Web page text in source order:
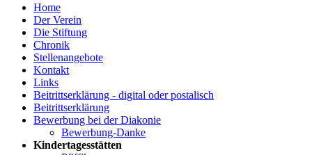
Home
Der Verein
Die Stiftung
Chronik
Stellenangebote
Kontakt
Links
Beitrittserklärung - digital oder postalisch
Beitrittserklärung
Bewerbung bei der Diakonie
Bewerbung-Danke
Kindertagesstätten